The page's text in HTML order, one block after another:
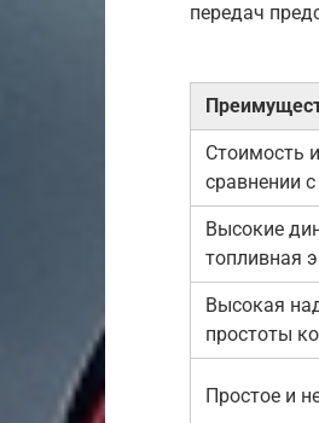
передач
Стоимость
сравнении
Высокие
топливная
Высокая
простоты
Простое и